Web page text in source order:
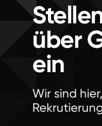
über
ein
Wir sind